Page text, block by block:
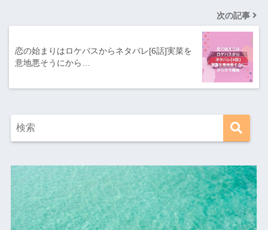
次の記事
恋の始まりはロケバスからネタバレ[6話]実菜を
意地悪そうにから…